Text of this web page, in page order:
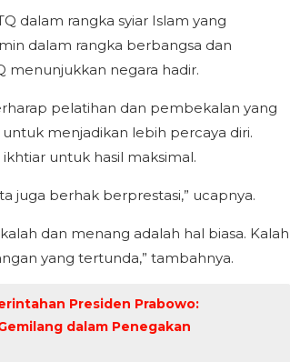
dalam rangka syiar Islam yang
dalam rangka berbangsa dan
menunjukkan negara hadir.
pelatihan dan pembekalan yang
menjadikan lebih percaya diri.
untuk hasil maksimal.
juga berhak berprestasi,” ucapnya.
dan menang adalah hal biasa. Kalah
yang tertunda,” tambahnya.
Presiden Prabowo:
dalam Penegakan